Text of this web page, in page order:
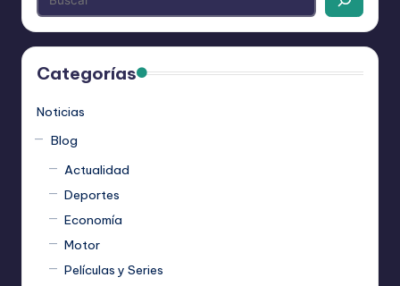
Categorías
Noticias
Blog
Actualidad
Deportes
Economía
Motor
Películas y Series